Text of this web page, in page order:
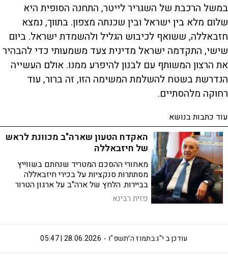
y
V
i
e
o
במשל הרכבת של השגריר לייטר, התחנה הסופית היא
שלום מלא בין ישראל ובין שכנתה מצפון. בתווך, נמצא
חזבאללה, ששואף לכיבוש הגליל ולהשמדת ישראל. ביום
שישי, התקדמה ישראל מדינית צעד משמעותי כדי להבהיר
את הרצון המשותף עם לבנון להיפרע ממנו. אולם העשייה
הנדרשת בשטח להשלמת המשימה הזו, זה ברור, עוד
רחוקה מלהסתיים.
עוד כתבות בנושא
האקדח הטעון שארה"ב מכוונת לראש
של חיזבאללה
מאחורי ההסכם המטריד שנחתם בשווייץ
מסתתרות סנקציות על בכירי חיזבאללה
בביירות. הלחץ של ארה"ב על ארגון הטרור
עשוי להפוך לקלף המיקוח של ישראל
פזית רבינא
י"ג בתמוז ה׳תשפ"ו 28.06.2026 | 05:47 עודכן ב